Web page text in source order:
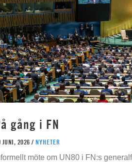
gång i FN
JUNI, 2026 / NYHETER
möte om UN80 i FN:s